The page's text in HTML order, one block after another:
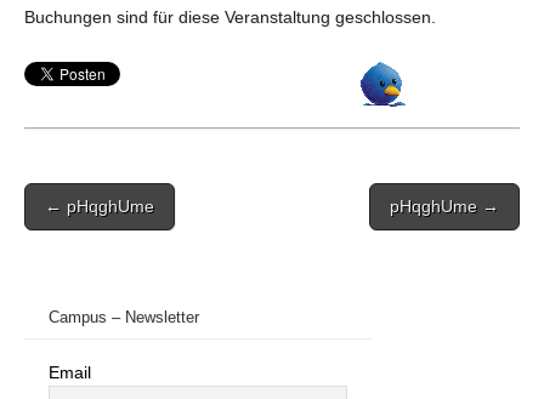
Buchungen sind für diese Veranstaltung geschlossen.
Post
navigation
← pHqghUme pHqghUme →
Campus – Newsletter
Email